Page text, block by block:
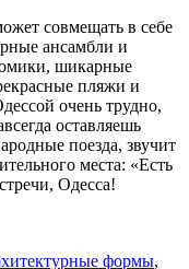
совмещать в себе
ансамбли и
шикарные
пляжи и
очень трудно,
оставляешь
поезда, звучит
места: «Есть
Одесса!
формы,